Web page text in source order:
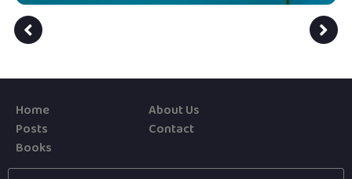
Home
Posts
Books
About Us
Contact